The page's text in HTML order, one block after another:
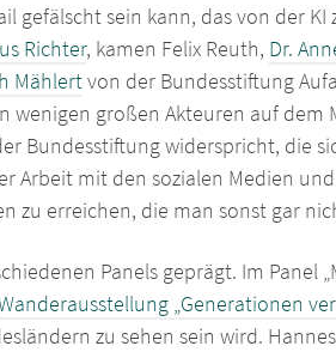
gefälscht sein kann, das von der
Richter, kamen Felix Reuth, Dr.
Mählertvon der Bundesstiftung
wenigen großen Akteuren auf
Bundesstiftung widerspricht, die
Arbeit mit den sozialen Medien
zu erreichen, die man sonst gar
Panels geprägt. Im
„Generationen
zu sehen sein wird.